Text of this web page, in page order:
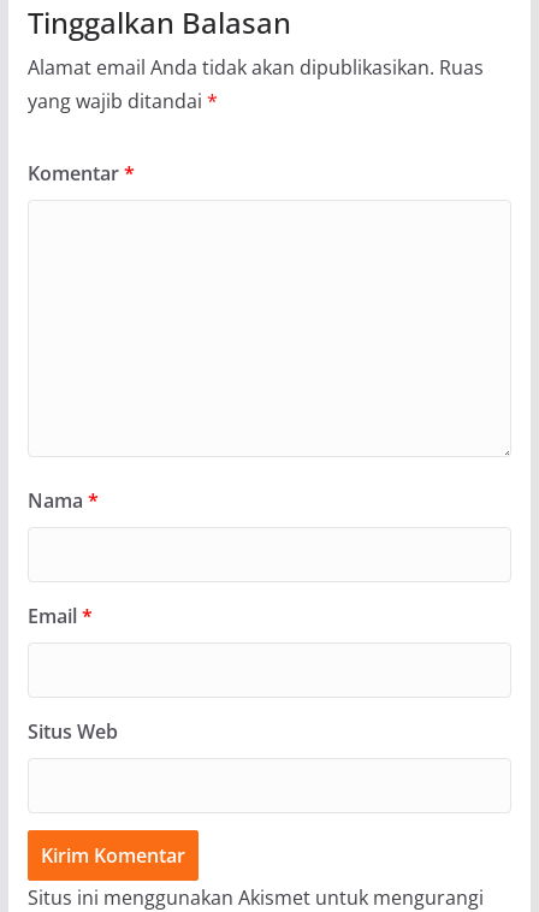
Tinggalkan Balasan
Alamat email Anda tidak akan dipublikasikan. Ruas
yang wajib ditandai *
Komentar*
Nama *
Email*
Situs Web
Situs ini menggunakan Akismet untuk mengurangi